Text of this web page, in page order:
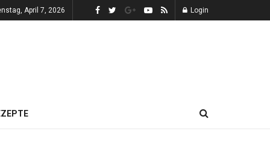
April 7, 2026 Login